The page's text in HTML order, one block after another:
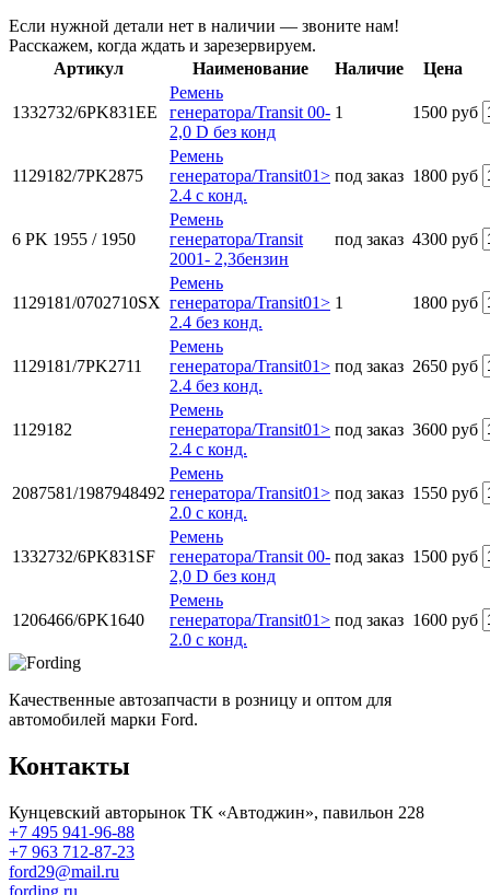
Если нужной детали нет в наличии — звоните нам!
Расскажем, когда ждать и зарезервируем.
Артикул
Наименование Наличие Цена
1332732/6PK831EE
Ремень
генератора/Transit 00-
2,0 D без конд
1 1500 руб
1129182/7PK2875
Ремень
генератора/Transit01>
2.4 с конд.
под заказ 1800 руб
6 PK 1955 / 1950
Ремень
генератора/Transit
2001- 2,3бензин
под заказ 4300 руб
1129181/0702710SX
Ремень
генератора/Transit01>
2.4 без конд.
1 1800 руб
1129181/7PK2711
Ремень
генератора/Transit01>
2.4 без конд.
под заказ 2650 руб
1129182
Ремень
генератора/Transit01>
2.4 с конд.
под заказ 3600 руб
2087581/1987948492
Ремень
генератора/Transit01>
2.0 с конд.
под заказ 1550 руб
1332732/6PK831SF
Ремень
генератора/Transit 00-
2,0 D без конд
под заказ 1500 руб
1206466/6PK1640
Ремень
генератора/Transit01>
2.0 с конд.
под заказ 1600 руб
Качественные автозапчасти в розницу и оптом для
автомобилей марки Ford.
Контакты
Кунцевский авторынок ТК «Автоджин», павильон 228
+7 495 941-96-88
+7 963 712-87-23
ford29@mail.ru
fording.ru